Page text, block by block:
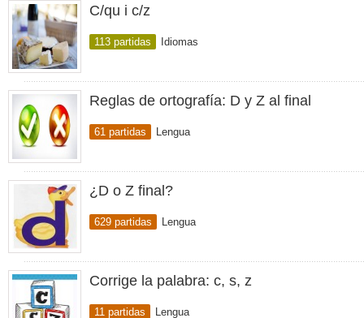
C/qu i c/z
113 partidas Idiomas
Reglas de ortografía: D y Z al final
61 partidas Lengua
¿D o Z final?
629 partidas Lengua
Corrige la palabra: c, s, z
11 partidas Lengua